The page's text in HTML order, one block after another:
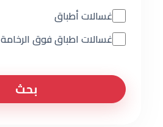
غسالات أطباق
غسالات اطباق فوق الرخامة
بحث